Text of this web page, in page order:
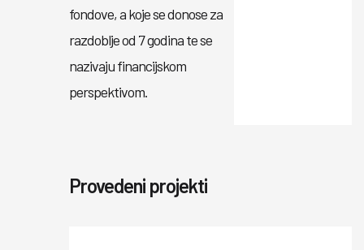
fondove, a koje se donose za
razdoblje od 7 godina te se
nazivaju financijskom
perspektivom.
Provedeni projekti